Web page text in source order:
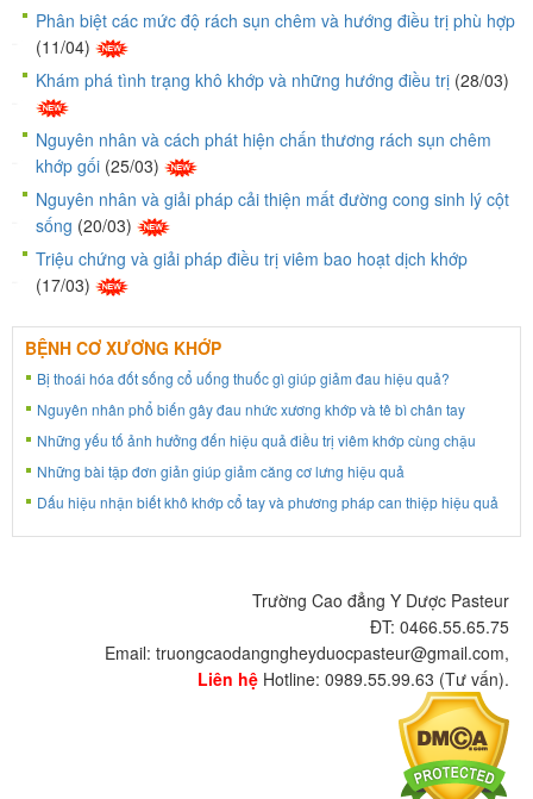
Phân biệt các mức độ rách sụn chêm và hướng điều trị phù hợp
(11/04)
Khám phá tình trạng khô khớp và những hướng điều trị (28/03)
Nguyên nhân và cách phát hiện chấn thương rách sụn chêm
khớp gối (25/03)
Nguyên nhân và giải pháp cải thiện mất đường cong sinh lý cột
sống (20/03)
Triệu chứng và giải pháp điều trị viêm bao hoạt dịch khớp
(17/03)
BỆNH CƠ XƯƠNG KHỚP
Bị thoái hóa đốt sống cổ uống thuốc gì giúp giảm đau hiệu quả?
Nguyên nhân phổ biến gây đau nhức xương khớp và tê bì chân tay
Những yếu tố ảnh hưởng đến hiệu quả điều trị viêm khớp cùng chậu
Những bài tập đơn giản giúp giảm căng cơ lưng hiệu quả
Dấu hiệu nhận biết khô khớp cổ tay và phương pháp can thiệp hiệu quả
Trường Cao đẳng Y Dược Pasteur
ĐT: 0466.55.65.75
Email: truongcaodangngheyduocpasteur@gmail.com,
Liên hệ Hotline: 0989.55.99.63 (Tư vấn).